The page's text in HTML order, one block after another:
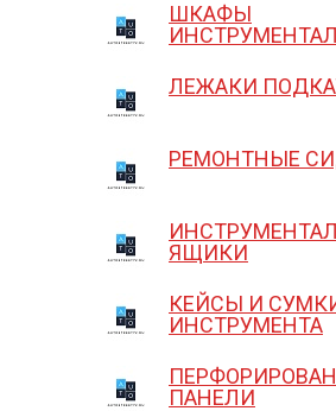
ШКАФЫ
ЛЕЖАКИ
РЕМОНТНЫЕ
ЯЩИКИ
КЕЙСЫ И
ИНСТРУМЕНТА
ПАНЕЛИ